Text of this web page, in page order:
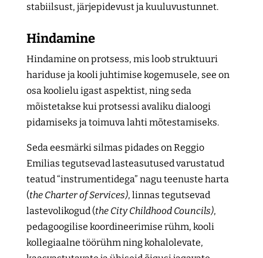
stabiilsust, järjepidevust ja kuuluvustunnet.
Hindamine
Hindamine on protsess, mis loob struktuuri
hariduse ja kooli juhtimise kogemusele, see on
osa koolielu igast aspektist, ning seda
mõistetakse kui protsessi avaliku dialoogi
pidamiseks ja toimuva lahti mõtestamiseks.
Seda eesmärki silmas pidades on Reggio
Emilias tegutsevad lasteasutused varustatud
teatud “instrumentidega” nagu teenuste harta
(the Charter of Services), linnas tegutsevad
lastevolikogud (the City Childhood Councils),
pedagoogilise koordineerimise rühm, kooli
kollegiaalne töörühm ning kohalolevate,